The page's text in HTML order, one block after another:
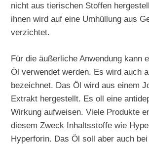
nicht aus tierischen Stoffen
ihnen wird auf eine Umhüllung aus
verzichtet.
Für die äußerliche Anwendung kann
Öl verwendet werden. Es wird auch
bezeichnet. Das Öl wird aus einem
Extrakt hergestellt. Es oll eine
Wirkung aufweisen. Viele Produkte
diesem Zweck Inhaltsstoffe wie
Hyperforin. Das Öl soll aber auch